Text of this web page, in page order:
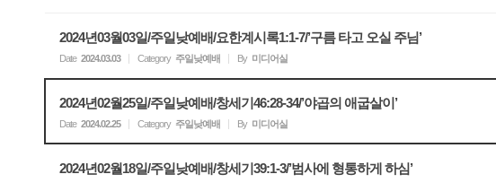
2024년03월03일/주일낮예배/요한계시록1:1-7/’구름 타고 오실 주님’
Date 2024.03.03 Category 주일낮예배 By 미디어실
2024년02월25일/주일낮예배/창세기46:28-34/’야곱의 애굽살이’
Date 2024.02.25 Category 주일낮예배 By 미디어실
2024년02월18일/주일낮예배/창세기39:1-3/’범사에 형통하게 하심’